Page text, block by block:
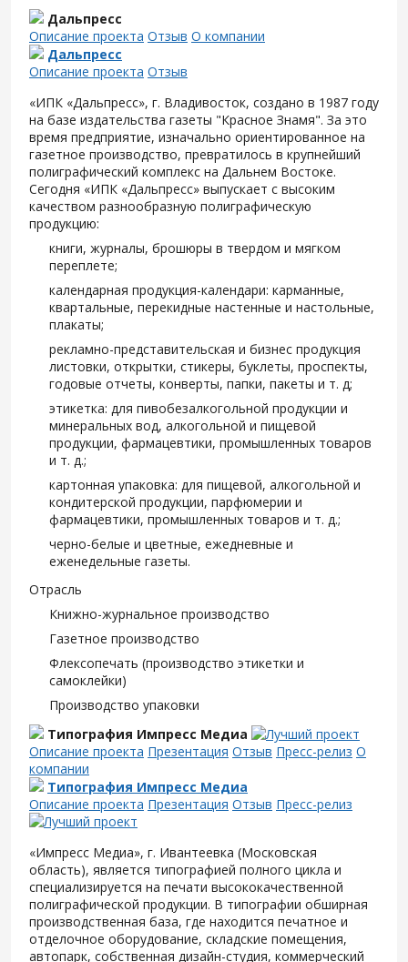
Дальпресс
Описание проекта Отзыв О компании
Дальпресс
Описание проекта Отзыв
«ИПК «Дальпресс», г. Владивосток, создано в 1987 году
на базе издательства газеты "Красное Знамя". За это
время предприятие, изначально ориентированное на
газетное производство, превратилось в крупнейший
полиграфический комплекс на Дальнем Востоке.
Сегодня «ИПК «Дальпресс» выпускает с высоким
качеством разнообразную полиграфическую
продукцию:
книги, журналы, брошюры в твердом и мягком
переплете;
календарная продукция-календари: карманные,
квартальные, перекидные настенные и настольные,
плакаты;
рекламно-представительская и бизнес продукция
листовки, открытки, стикеры, буклеты, проспекты,
годовые отчеты, конверты, папки, пакеты и т. д;
этикетка: для пивобезалкогольной продукции и
минеральных вод, алкогольной и пищевой
продукции, фармацевтики, промышленных товаров
и т. д.;
картонная упаковка: для пищевой, алкогольной и
кондитерской продукции, парфюмерии и
фармацевтики, промышленных товаров и т. д.;
черно-белые и цветные, ежедневные и
еженедельные газеты.
Отрасль
Книжно-журнальное производство
Газетное производство
Флексопечать (производство этикетки и
самоклейки)
Производство упаковки
Типография Импресс Медиа
Описание проекта Презентация Отзыв Пресс-релиз О
компании
Типография Импресс Медиа
Описание проекта Презентация Отзыв Пресс-релиз
«Импресс Медиа», г. Ивантеевка (Московская
область), является типографией полного цикла и
специализируется на печати высококачественной
полиграфической продукции. В типографии обширная
производственная база, где находится печатное и
отделочное оборудование, складские помещения,
автопарк, собственная дизайн-студия, коммерческий